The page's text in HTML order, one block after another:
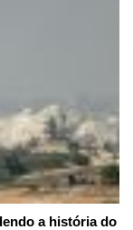
a história do